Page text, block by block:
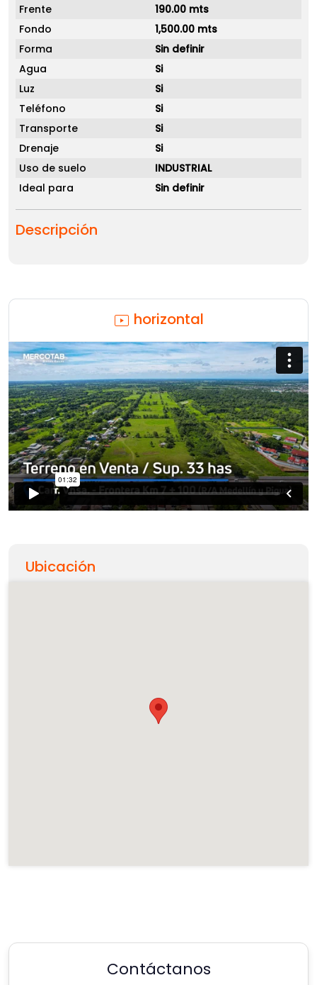
Frente
190.00 mts
Fondo
1,500.00 mts
Forma
Sin definir
Agua
Si
Luz
Si
Teléfono
Si
Transporte
Si
Drenaje
Si
Uso de suelo
INDUSTRIAL
Ideal para
Sin definir
Descripción
horizontal
Ubicación
Contáctanos